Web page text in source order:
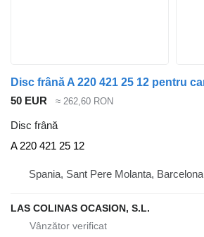
50 EUR ≈ 262,60 RON
Disc frână
A 220 421 25 12
Spania, Sant Pere Molanta, Barcelona
LAS COLINAS OCASION, S.L.